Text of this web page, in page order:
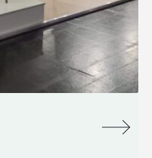
Saudita 2022